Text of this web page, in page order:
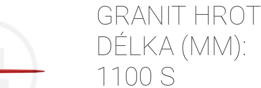
GRANIT HROT
DÉLKA (MM):
1100 S